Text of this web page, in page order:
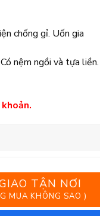
chống gỉ. Uốn gia
nệm ngồi và tựa liền.
TẬN NƠI
MUA KHÔNG SAO )